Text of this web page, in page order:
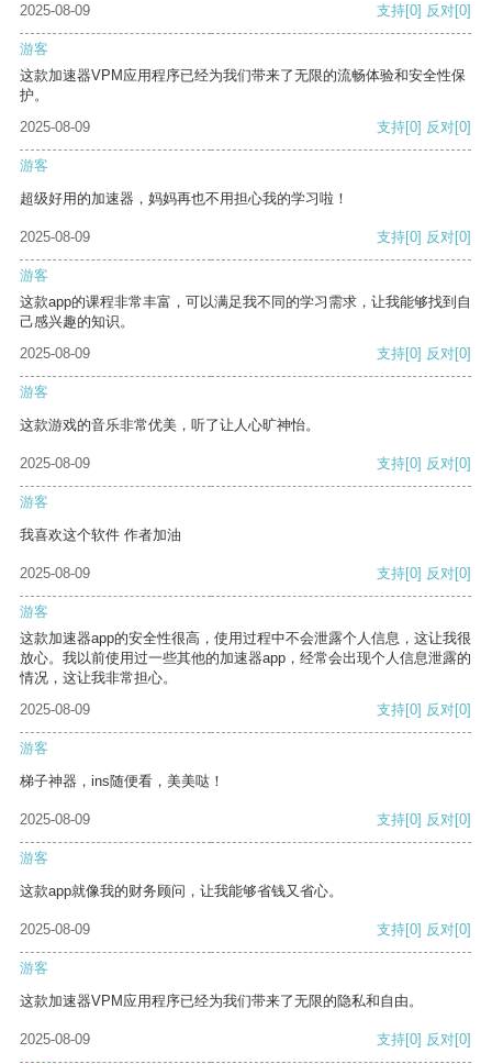
2025-08-09 支持[0] 反对[0]
游客
这款加速器VPM应用程序已经为我们带来了无限的流畅体验和安全性保
护。
2025-08-09
支持[0] 反对[0]
游客
超级好用的加速器，妈妈再也不用担心我的学习啦！
2025-08-09 支持[0] 反对[0]
游客
这款app的课程非常丰富，可以满足我不同的学习需求，让我能够找到自
己感兴趣的知识。
2025-08-09
支持[0] 反对[0]
游客
这款游戏的音乐非常优美，听了让人心旷神怡。
2025-08-09 支持[0] 反对[0]
游客
我喜欢这个软件 作者加油
2025-08-09 支持[0] 反对[0]
游客
这款加速器app的安全性很高，使用过程中不会泄露个人信息，这让我很
放心。我以前使用过一些其他的加速器app，经常会出现个人信息泄露的
情况，这让我非常担心。
2025-08-09
支持[0] 反对[0]
游客
梯子神器，ins随便看，美美哒！
2025-08-09 支持[0] 反对[0]
游客
这款app就像我的财务顾问，让我能够省钱又省心。
2025-08-09 支持[0] 反对[0]
游客
这款加速器VPM应用程序已经为我们带来了无限的隐私和自由。
2025-08-09 支持[0] 反对[0]